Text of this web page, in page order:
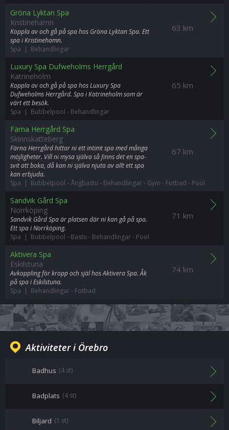
63 km
Gröna Lyktan Spa
Kristinehamn
Koppla av och gå på spa hos Gröna Lyktan Spa. Ett
spa i Kristinehamn.
Spa | Behandlingar
65 km
Luxury Spa Dufweholms Herrgård
Katrineholm
Koppla av och gå på spa hos Luxury Spa
Dufweholms Herrgård. Spa i Katrineholm som är
värt ett besök.
Spa | Bubbelpool - Behandlingar
67 km
Färna Herrgård Spa
Skinnskatteberg
Färna Herrgård hittar ni ett intimt spa med många
möjligheter. Vill ni mysa själva så finns det en spa-
svit att boka, då kan ni själva njuta av allt ett spa
kan erbjuda.
Spa | Bubbelpool - Ångbastu - Behandlingar- Gym - Fotbad - Pool
71 km
Sandvik Gård Spa
Norrköping
Sandvik Gård Spa är platsen där ni kan gå på spa.
Ett spa i Norrköping.
Spa | Bubbelpool - Bastu - Behandlingar- Pool
74 km
Aktivera Spa
Eskilstuna
Avkoppling för kropp och själ hos Aktivera Spa. Åk
på spa i Eskilstuna.
Spa | Behandlingar- Fotbad
Aktiviteter i Örebro
Badhus (4 st)
Badplats (4 st)
Biljard (1 st)